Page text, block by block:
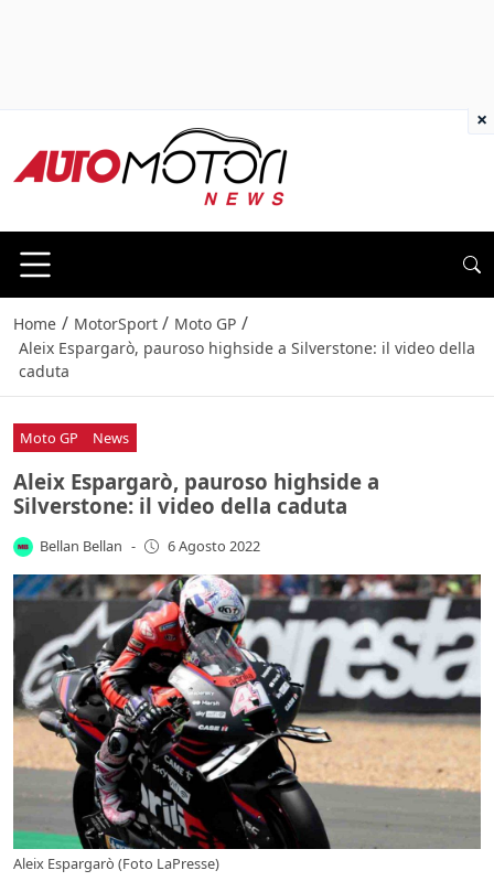
Home / MotorSport / Moto GP /
Aleix Espargarò, pauroso highside a Silverstone: il video della
caduta
Moto GP News
Aleix Espargarò, pauroso highside a
Silverstone: il video della caduta
Bellan Bellan - 6 Agosto 2022
Aleix Espargarò (Foto LaPresse)
×